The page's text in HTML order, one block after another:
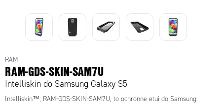
RAM
RAM-GDS-SKIN-SAM7U
Intelliskin do Samsung Galaxy S5
Intelliskin™, RAM-GDS-SKIN-SAM7U, to ochronne etui do Samsung